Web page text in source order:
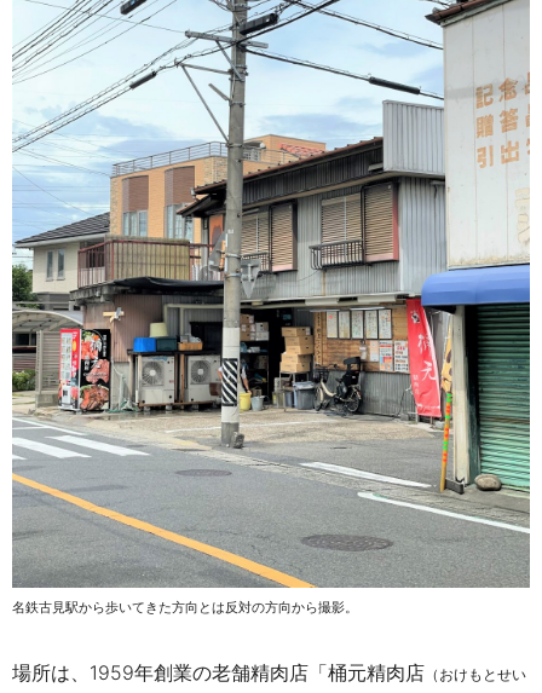
名鉄古見駅から歩いてきた方向とは反対の方向から撮影。
場所は、1959年創業の老舗精肉店「桶元精肉店 （おけもとせい